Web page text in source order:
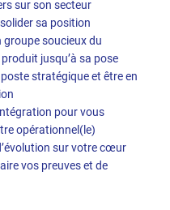
sur son secteur
sa position
soucieux du
jusqu’à sa pose
stratégique et être en
pour vous
opérationnel(le)
sur votre cœur
vos preuves et de